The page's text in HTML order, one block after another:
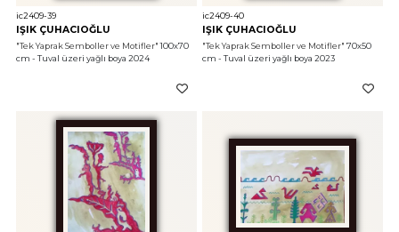
ic2409-39
IŞIK ÇUHACIOĞLU
"Tek Yaprak Semboller ve Motifler" 100x70
cm - Tuval üzeri yağlı boya 2024
ic2409-40
IŞIK ÇUHACIOĞLU
"Tek Yaprak Semboller ve Motifler" 70x50
cm - Tuval üzeri yağlı boya 2023